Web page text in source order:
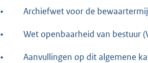
• Archiefwet voor de
• Wet openbaarheid van bestuur
•
Aanvullingen op dit algemene